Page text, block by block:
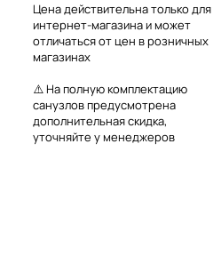
Цена действительна только для
интернет-магазина и может
отличаться от цен в розничных
магазинах
⚠️ На полную комплектацию
санузлов предусмотрена
дополнительная скидка,
уточняйте у менеджеров